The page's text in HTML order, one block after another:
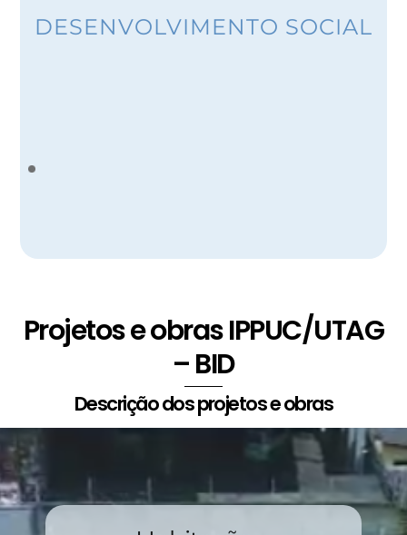
DESENVOLVIMENTO SOCIAL
Projetos e obras IPPUC/UTAG
– BID
Descrição dos projetos e obras